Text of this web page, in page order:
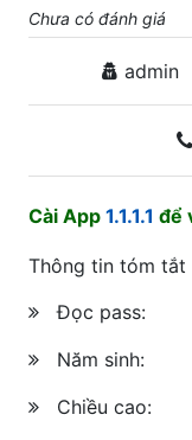
Chưa có đánh giá
admin
Cài App 1.1.1.1 để
Thông tin tóm tắt
Đọc pass:
Năm sinh:
Chiều cao: